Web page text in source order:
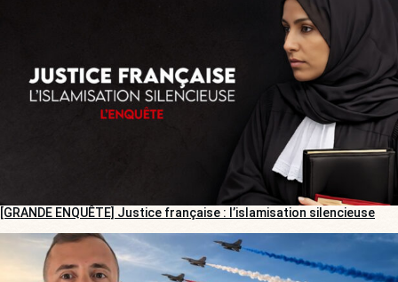
[GRANDE ENQUÊTE] Justice française : l’islamisation silencieuse